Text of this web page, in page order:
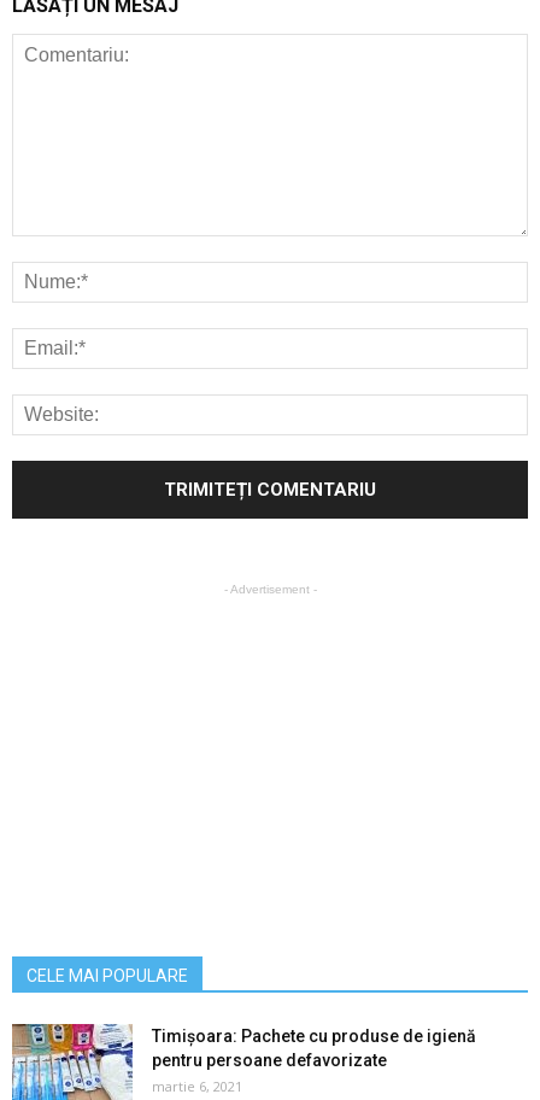
LĂSAȚI UN MESAJ
- Advertisement -
CELE MAI POPULARE
Timișoara: Pachete cu produse de igienă
pentru persoane defavorizate
martie 6, 2021